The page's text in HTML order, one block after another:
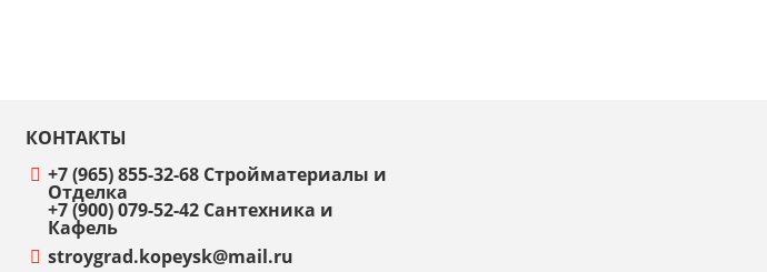
КОНТАКТЫ
+7 (965) 855-32-68 Стройматериалы и
Отделка
+7 (900) 079-52-42 Сантехника и
Кафель
stroygrad.kopeysk@mail.ru